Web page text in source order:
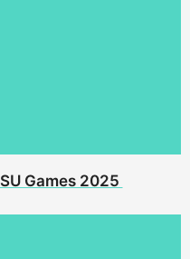
Games 2025